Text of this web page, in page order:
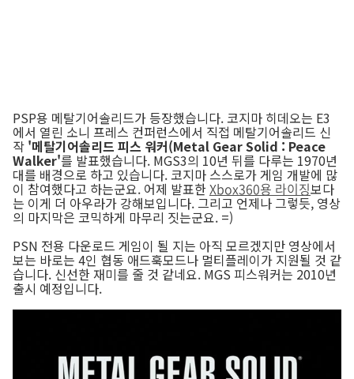
PSP용 메탈기어솔리드가 등장했습니다. 코지마 히데오는 E3
에서 열린 소니 프레스 컨퍼런스에서 직접 메탈기어솔리드 신
작 '메탈기어솔리드 피스 워커(Metal Gear Solid : Peace
Walker'를 발표했습니다. MGS3의 10년 뒤를 다루는 1970년
대를 배경으로 하고 있습니다. 코지마 스스로가 게임 개발에 많
이 참여했다고 하는군요. 어제 발표한Xbox360용 라이징보다
는 이게 더 아우라가 강해보입니다. 그리고 언제나 그렇듯, 영상
의 마지막은 코믹하게 마무리 짓는군요. =)
PSN 전용 다운로드 게임이 될 지는 아직 모르겠지만 영상에서
보는 바로는 4인 협동 애드훅모드나 멀티플레이가 지원될 것 같
습니다. 신선한 재미를 줄 것 같네요. MGS 피스워커는 2010년
출시 예정입니다.